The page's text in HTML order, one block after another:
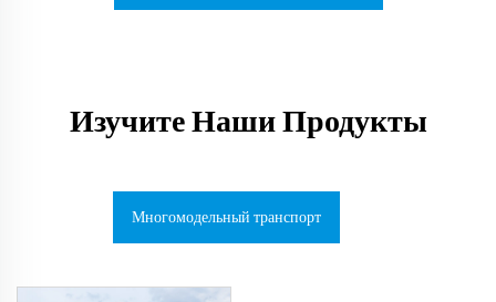
Изучите Наши Продукты
Многомодельный транспорт